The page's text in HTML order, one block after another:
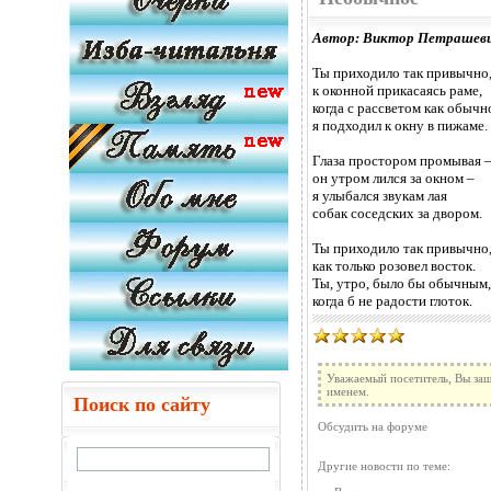
Поиск по сайту
Автор: Виктор
Ты приходило так привычно,
к оконной прикасаясь раме,
когда с рассветом как
я подходил к окну в пижаме.
Глаза простором промывая –
он утром лился за окном –
я улыбался звукам лая
собак соседских за двором.
Ты приходило так привычно,
как только розовел восток.
Ты, утро, было бы обычным,
когда б не радости глоток.
Уважаемый посетитель, Вы
именем.
Обсудить на форуме
Другие новости по теме: